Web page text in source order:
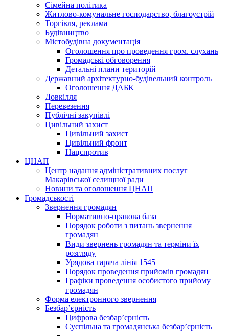
Сімейна політика
Житлово-комунальне господарство, благоустрій
Торгівля, реклама
Будівництво
Містобудівна документація
Оголошення про проведення гром. слухань
Громадські обговорення
Детальні плани територій
Державний архітектурно-будівельний контроль
Оголошення ДАБК
Довкілля
Перевезення
Публічні закупівлі
Цивільний захист
Цивільний захист
Цивільний фронт
Нацспротив
ЦНАП
Центр надання адміністративних послуг
Макарівської селищної ради
Новини та оголошення ЦНАП
Громадськості
Звернення громадян
Нормативно-правова база
Порядок роботи з питань звернення
громадян
Види звернень громадян та терміни їх
розгляду
Урядова гаряча лінія 1545
Порядок проведення прийомів громадян
Графіки проведення особистого прийому
громадян
Форма електронного звернення
Безбар’єрність
Цифрова безбар’єрність
Суспільна та громадянська безбар’єрність